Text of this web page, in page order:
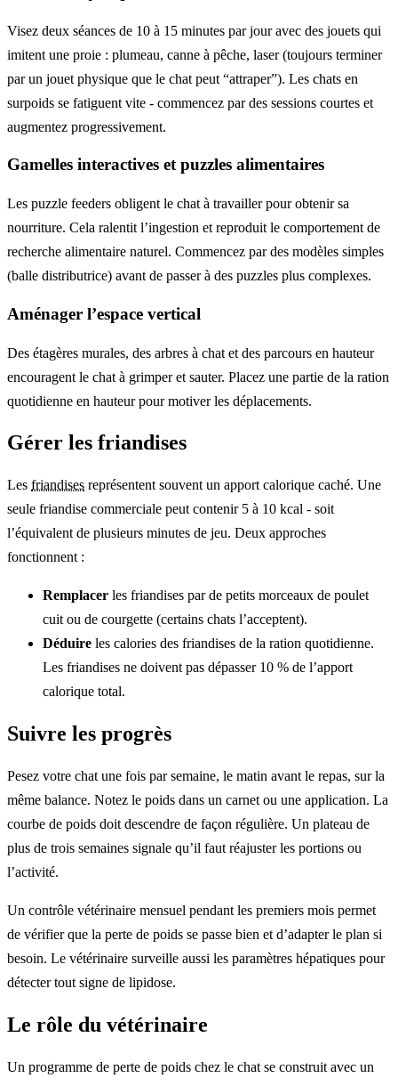
Visez deux séances de 10 à 15 minutes par jour avec des jouets qui
imitent une proie : plumeau, canne à pêche, laser (toujours terminer
par un jouet physique que le chat peut “attraper”). Les chats en
surpoids se fatiguent vite - commencez par des sessions courtes et
augmentez progressivement.
Gamelles interactives et puzzles alimentaires
Les puzzle feeders obligent le chat à travailler pour obtenir sa
nourriture. Cela ralentit l’ingestion et reproduit le comportement de
recherche alimentaire naturel. Commencez par des modèles simples
(balle distributrice) avant de passer à des puzzles plus complexes.
Aménager l’espace vertical
Des étagères murales, des arbres à chat et des parcours en hauteur
encouragent le chat à grimper et sauter. Placez une partie de la ration
quotidienne en hauteur pour motiver les déplacements.
Gérer les friandises
Les friandises représentent souvent un apport calorique caché. Une
seule friandise commerciale peut contenir 5 à 10 kcal - soit
l’équivalent de plusieurs minutes de jeu. Deux approches
fonctionnent :
Remplacer les friandises par de petits morceaux de poulet
cuit ou de courgette (certains chats l’acceptent).
Déduire les calories des friandises de la ration quotidienne.
Les friandises ne doivent pas dépasser 10 % de l’apport
calorique total.
Suivre les progrès
Pesez votre chat une fois par semaine, le matin avant le repas, sur la
même balance. Notez le poids dans un carnet ou une application. La
courbe de poids doit descendre de façon régulière. Un plateau de
plus de trois semaines signale qu’il faut réajuster les portions ou
l’activité.
Un contrôle vétérinaire mensuel pendant les premiers mois permet
de vérifier que la perte de poids se passe bien et d’adapter le plan si
besoin. Le vétérinaire surveille aussi les paramètres hépatiques pour
détecter tout signe de lipidose.
Le rôle du vétérinaire
Un programme de perte de poids chez le chat se construit avec un